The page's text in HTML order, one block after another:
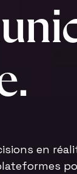
uni
.
en